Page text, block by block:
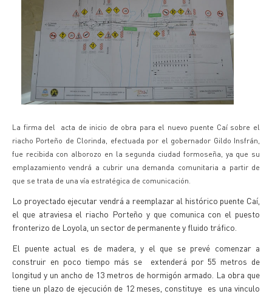
La firma del acta de inicio de obra para el nuevo puente Caí sobre el
riacho Porteño de Clorinda, efectuada por el gobernador Gildo Insfrán,
fue recibida con alborozo en la segunda ciudad formoseña, ya que su
emplazamiento vendrá a cubrir una demanda comunitaria a partir de
que se trata de una vía estratégica de comunicación.
Lo proyectado ejecutar vendrá a reemplazar al histórico puente Caí,
el que atraviesa el riacho Porteño y que comunica con el puesto
fronterizo de Loyola, un sector de permanente y fluido tráfico.
El puente actual es de madera, y el que se prevé comenzar a
construir en poco tiempo más se extenderá por 55 metros de
longitud y un ancho de 13 metros de hormigón armado. La obra que
tiene un plazo de ejecución de 12 meses, constituye es una vinculo